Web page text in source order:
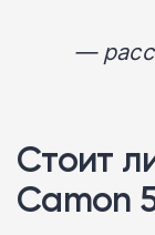
—
Стоит
Camon